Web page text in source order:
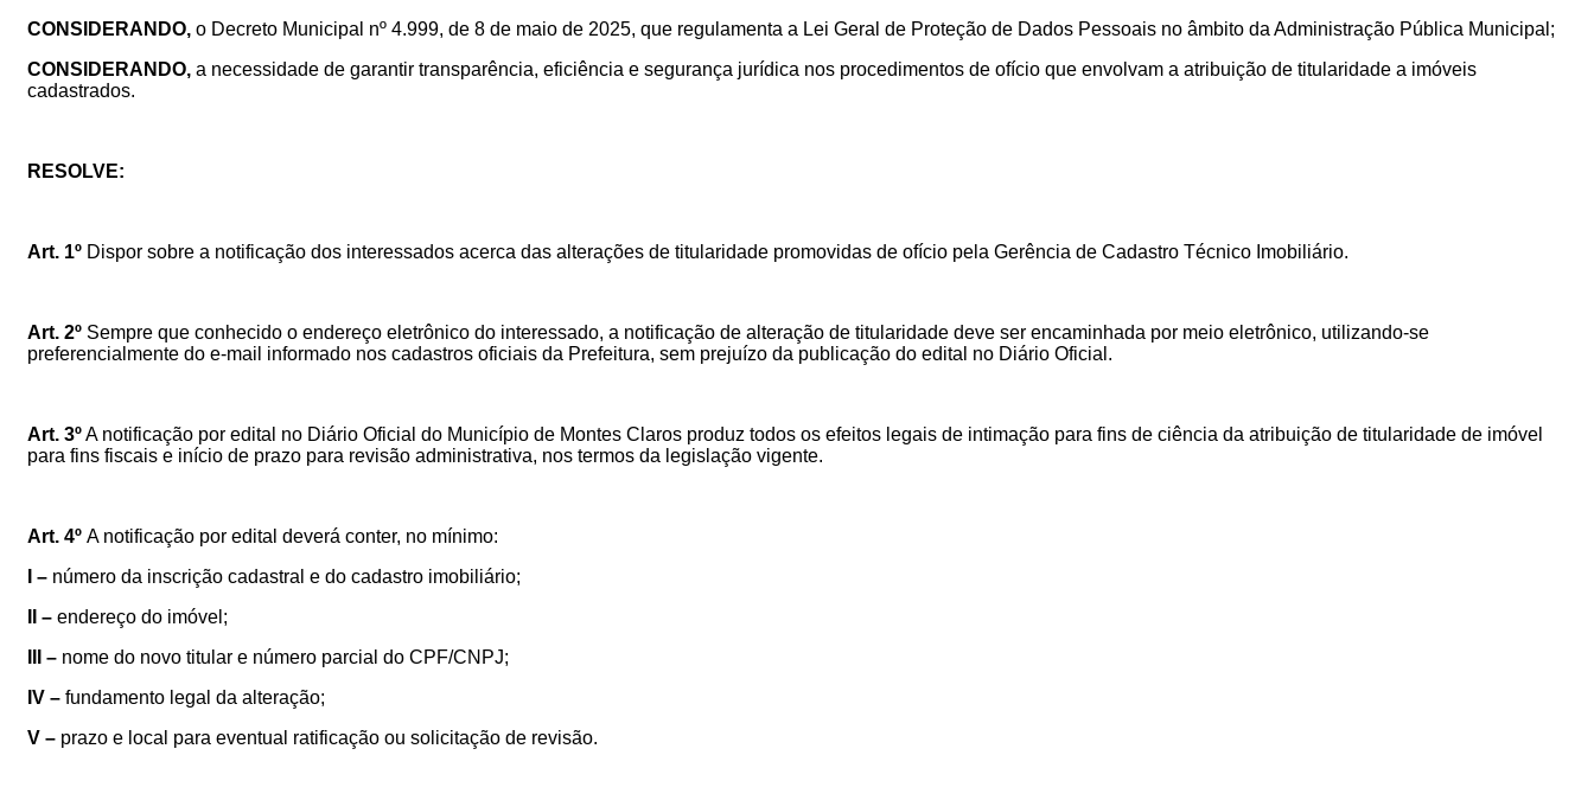
CONSIDERANDO, o Decreto Municipal nº 4.999, de 8 de maio de 2025, que regulamenta a Lei Geral de Proteção de Dados Pessoais no âmbito da Administração Pública Municipal;
CONSIDERANDO, a necessidade de garantir transparência, eficiência e segurança jurídica nos procedimentos de ofício que envolvam a atribuição de titularidade a imóveis
cadastrados.
RESOLVE:
Art. 1º Dispor sobre a notificação dos interessados acerca das alterações de titularidade promovidas de ofício pela Gerência de Cadastro Técnico Imobiliário.
Art. 2º Sempre que conhecido o endereço eletrônico do interessado, a notificação de alteração de titularidade deve ser encaminhada por meio eletrônico, utilizando-se
preferencialmente do e-mail informado nos cadastros oficiais da Prefeitura, sem prejuízo da publicação do edital no Diário Oficial.
Art. 3ºA notificação por edital no Diário Oficial do Município de Montes Claros produz todos os efeitos legais de intimação para fins de ciência da atribuição de titularidade de imóvel
para fins fiscais e início de prazo para revisão administrativa, nos termos da legislação vigente.
Art. 4º A notificação por edital deverá conter, no mínimo:
I – número da inscrição cadastral e do cadastro imobiliário;
II – endereço do imóvel;
III – nome do novo titular e número parcial do CPF/CNPJ;
IV – fundamento legal da alteração;
V – prazo e local para eventual ratificação ou solicitação de revisão.